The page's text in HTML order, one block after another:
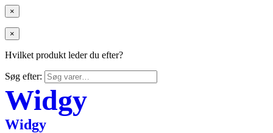
×
×
Hvilket produkt leder du efter?
Søg efter:
Widgy
Widgy